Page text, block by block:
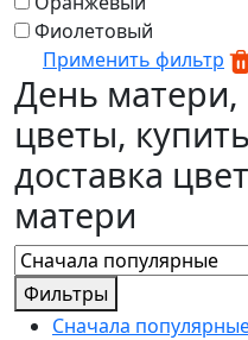
Фиолетовый
Применить фильтр
День матери,
цветы,
доставка
матери
Фильтры
Сначала